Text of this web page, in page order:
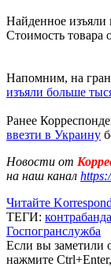
Найденное изъяли
Стоимость товара
Напомним, на
изъяли больше
Ранее
ввезти в Украину
Новости от
на наш канал
Читайте
ТЕГИ: контрабанда
Госпогранслужба
Если вы заметили
нажмите